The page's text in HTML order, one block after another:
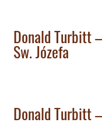
Donald Turbitt
Sw. Józefa
Donald Turbitt